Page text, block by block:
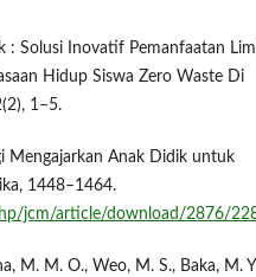
: Solusi Inovatif Pemanfaatan
Hidup Siswa Zero Waste Di
1–5.
Mengajarkan Anak Didik untuk
1448–1464.
jcm/article/download/2876/
M. M. O., Weo, M. S., Baka, M.